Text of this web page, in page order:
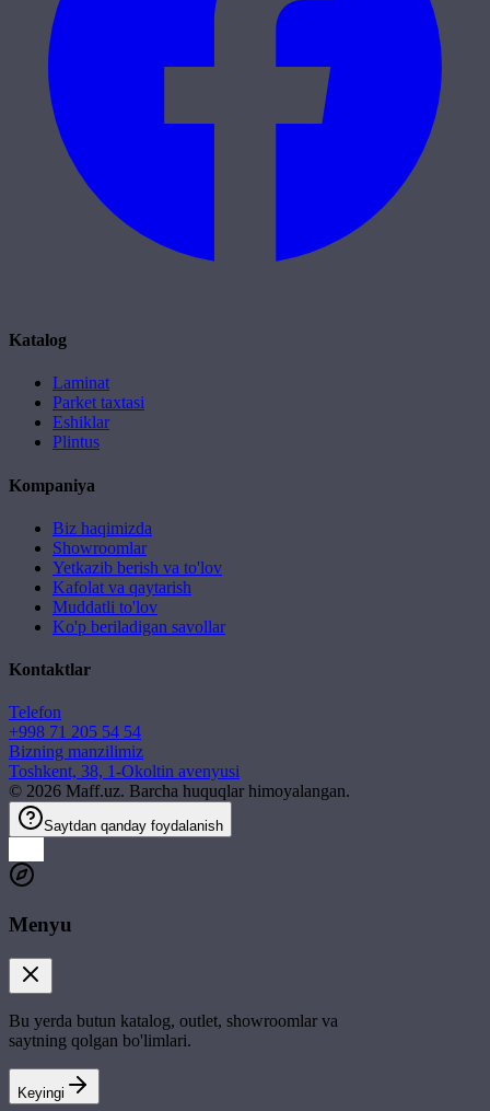
Katalog
Laminat
Parket taxtasi
Eshiklar
Plintus
Kompaniya
Biz haqimizda
Showroomlar
Yetkazib berish va to'lov
Kafolat va qaytarish
Muddatli to'lov
Ko'p beriladigan savollar
Kontaktlar
Telefon
+998 71 205 54 54
Bizning manzilimiz
Toshkent, 38, 1-Okoltin avenyusi
© 2026 Maff.uz. Barcha huquqlar himoyalangan.
Saytdan qanday foydalanish
Menyu
Bu yerda butun katalog, outlet, showroomlar va
saytning qolgan bo'limlari.
Keyingi